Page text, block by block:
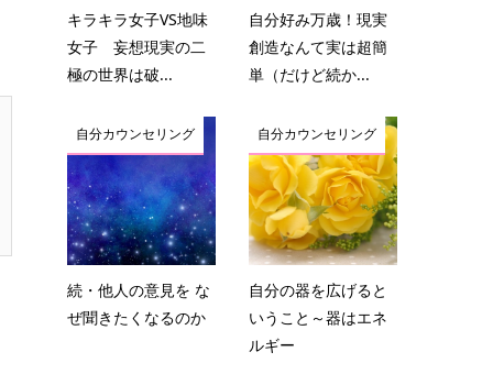
キラキラ女子VS地味
女子 妄想現実の二
極の世界は破...
自分好み万歳！現実
創造なんて実は超簡
単（だけど続か...
自分カウンセリング
続・他人の意見を な
ぜ聞きたくなるのか
自分カウンセリング
自分の器を広げると
いうこと～器はエネ
ルギー